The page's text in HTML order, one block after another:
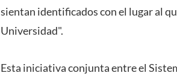
sientan identificados con el lugar al
Universidad".
Esta iniciativa conjunta entre el